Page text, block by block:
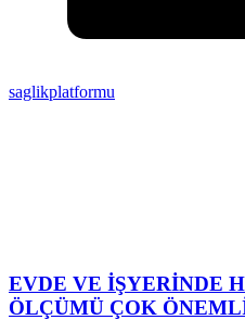
saglikplatformu
EVDE VE İŞYERİNDE
ÖLÇÜMÜ ÇOK